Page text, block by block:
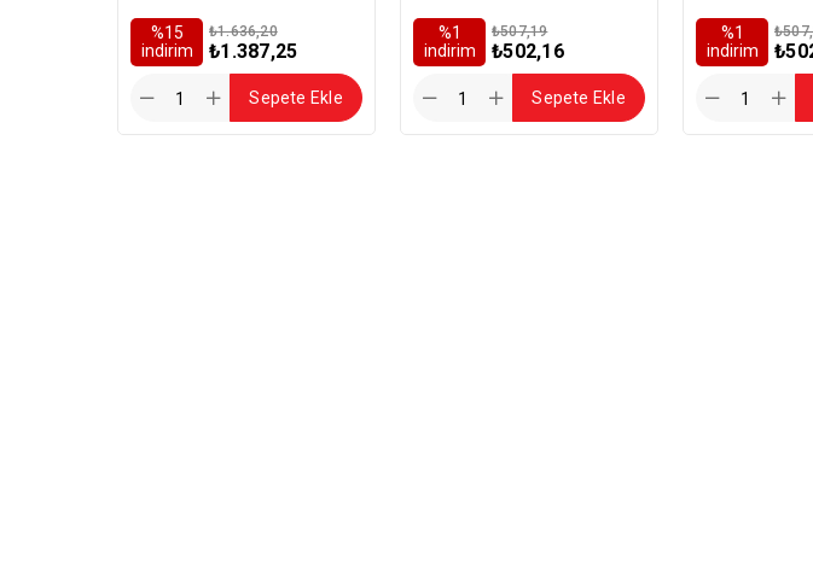
%15
i̇ndirim
₺1.387,25
₺1.636,20
Sepete Ekle
%1
i̇ndirim
₺502,16
₺507,19
Sepete Ekle
%1
i̇ndirim